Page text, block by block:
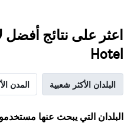
Hotel
البلدان الأكثر شعبية المدن
البلدان التي يبحث عنها